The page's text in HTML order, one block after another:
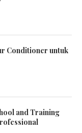
Conditioner untuk
and Training